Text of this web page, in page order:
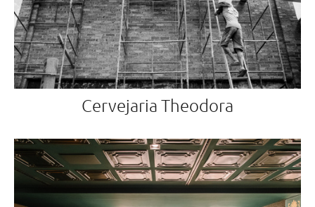
Cervejaria Theodora